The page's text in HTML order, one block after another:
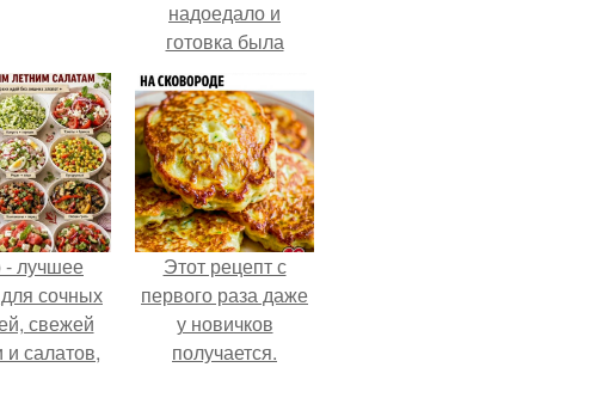
надоедало и
готовка была
проще.
- лучшее
сочных
свежей
и салатов,
Этот рецепт с
первого раза даже
у новичков
получается.